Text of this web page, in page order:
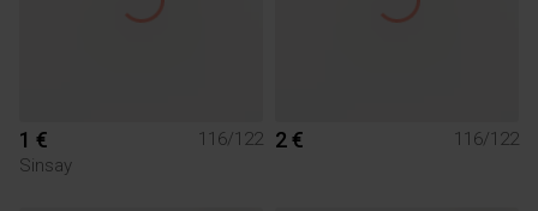
1 €
116/122
Sinsay
2 € 116/122